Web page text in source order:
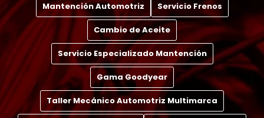
Mantención Automotriz Servicio Frenos
Cambio de Aceite
Servicio Especializado Mantención
Gama Goodyear
Taller Mecánico Automotriz Multimarca